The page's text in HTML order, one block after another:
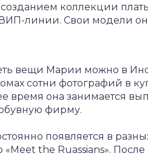
созданием коллекции
линии. Свои модели
вещи Марии можно в
сотни фотографий в
время она занимается
фирму.
появляется в
«Meet the Ruassians».